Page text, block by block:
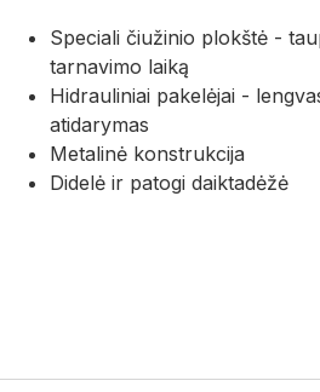
Speciali čiužinio plokštė -
tarnavimo laiką
Hidrauliniai pakelėjai -
atidarymas
Metalinė konstrukcija
Didelė ir patogi daiktadėžė